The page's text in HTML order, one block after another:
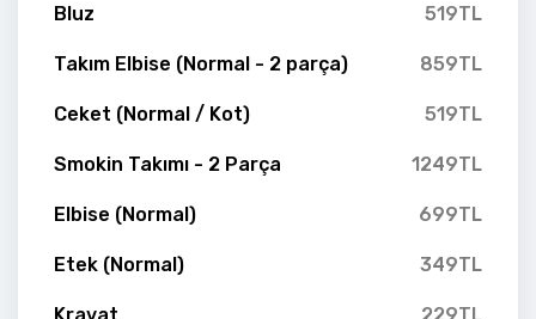
Bluz 519TL
Takım Elbise (Normal - 2 parça) 859TL
Ceket (Normal / Kot) 519TL
Smokin Takımı - 2 Parça 1249TL
Elbise (Normal) 699TL
Etek (Normal) 349TL
Kravat 229TL